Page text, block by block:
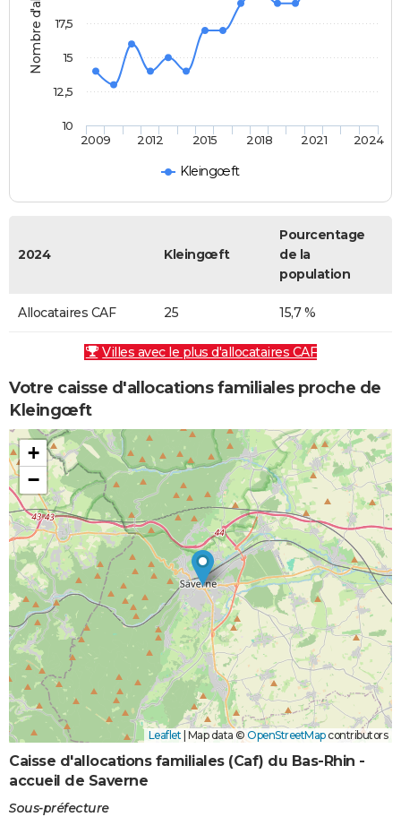
Kleingœft
2009 2012 2015 2018 2021 2024
10
12,5
15
17,5
2024 Kleingœft
Pourcentage
de la
population
Allocataires CAF 25 15,7 %
Villes avec le plus d'allocataires CAF
Votre caisse d'allocations familiales proche de
Kleingœft
+
−
Leaflet Map data © OpenStreetMapcontributors
Caisse d'allocations familiales (Caf) du Bas-Rhin -
accueil de Saverne
Sous-préfecture